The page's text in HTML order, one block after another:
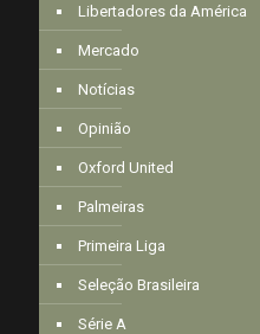
Libertadores da América
Mercado
Notícias
Opinião
Oxford United
Palmeiras
Primeira Liga
Seleção Brasileira
Série A